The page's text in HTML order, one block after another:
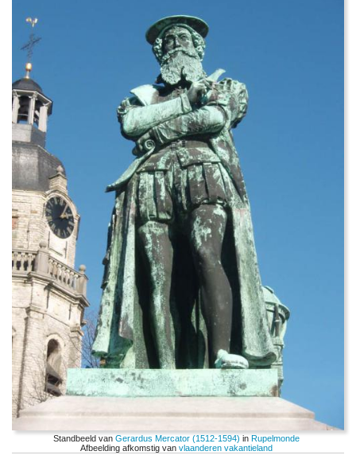
Standbeeld van Gerardus Mercator (1512-1594) in Rupelmonde
Afbeelding afkomstig van vlaanderen vakantieland